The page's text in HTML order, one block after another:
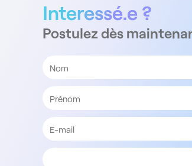
Interessé.e ?
Postulez dès